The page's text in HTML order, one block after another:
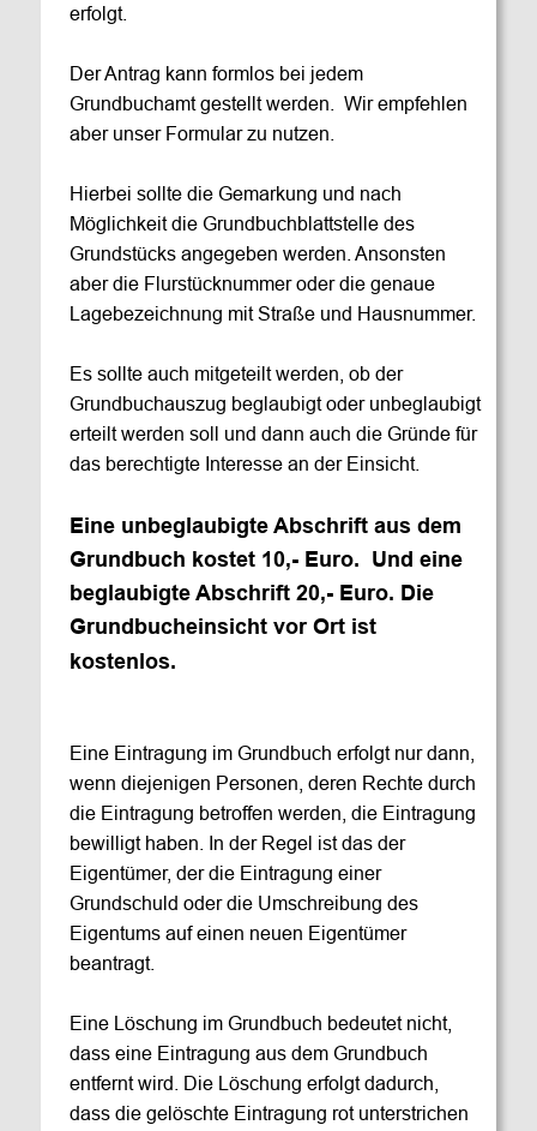
erfolgt.
Der Antrag kann formlos bei jedem
Grundbuchamt gestellt werden.  Wir empfehlen
aber unser Formular zu nutzen.
Hierbei sollte die Gemarkung und nach
Möglichkeit die Grundbuchblattstelle des
Grundstücks angegeben werden. Ansonsten
aber die Flurstücknummer oder die genaue
Lagebezeichnung mit Straße und Hausnummer.
Es sollte auch mitgeteilt werden, ob der
Grundbuchauszug beglaubigt oder unbeglaubigt
erteilt werden soll und dann auch die Gründe für
das berechtigte Interesse an der Einsicht.
Eine unbeglaubigte Abschrift aus dem
Grundbuch kostet 10,- Euro.  Und eine
beglaubigte Abschrift 20,- Euro. Die
Grundbucheinsicht vor Ort ist
kostenlos.
Eine Eintragung im Grundbuch erfolgt nur dann,
wenn diejenigen Personen, deren Rechte durch
die Eintragung betroffen werden, die Eintragung
bewilligt haben. In der Regel ist das der
Eigentümer, der die Eintragung einer
Grundschuld oder die Umschreibung des
Eigentums auf einen neuen Eigentümer
beantragt.
Eine Löschung im Grundbuch bedeutet nicht,
dass eine Eintragung aus dem Grundbuch
entfernt wird. Die Löschung erfolgt dadurch,
dass die gelöschte Eintragung rot unterstrichen